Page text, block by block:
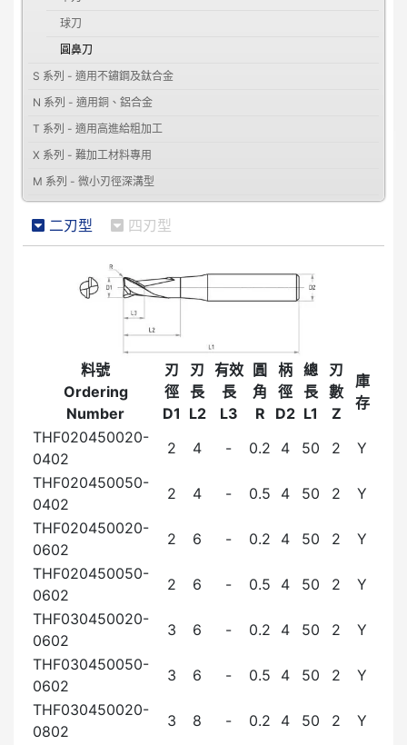
球刀
圓鼻刀
S 系列 - 適用不鏽鋼及鈦合金
N 系列 - 適用銅、鋁合金
T 系列 - 適用高進給粗加工
X 系列 - 難加工材料專用
M 系列 - 微小刃徑深溝型
二刃型 四刃型
料號
Ordering
Number
刃
徑
D1
刃
長
L2
有效
長
L3
圓
角
R
柄
徑
D2
總
長
L1
刃
數
Z
庫
存
THF020450020-
0402
2 4 - 0.2 4 50 2
Y
THF020450050-
0402
2 4 - 0.5 4 50 2
Y
THF020450020-
0602
2 6 - 0.2 4 50 2
Y
THF020450050-
0602
2 6 - 0.5 4 50 2
Y
THF030450020-
0602
3 6 - 0.2 4 50 2
Y
THF030450050-
0602
3 6 - 0.5 4 50 2
Y
THF030450020-
0802
3 8 - 0.2 4 50 2
Y